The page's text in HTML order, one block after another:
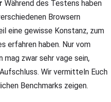
Während des Testens haben
Browsern
eine gewisse Konstanz, zum
erfahren haben. Nur vom
mag zwar sehr vage sein,
Wir vermitteln Euch
Benchmarks zeigen.